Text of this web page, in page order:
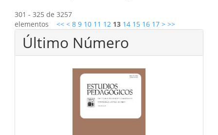
301 - 325 de 3257
elementos << < 8 9 10 11 12 13 14 15 16 17 > >>
Último Número